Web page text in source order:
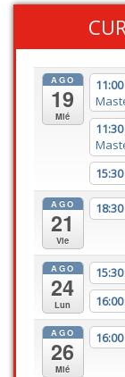
AGO
19
Mié
11:00
11:30
15:30
AGO
21
Vie
18:30
AGO
24
Lun
15:30
16:00
AGO
26
Mié
16:00